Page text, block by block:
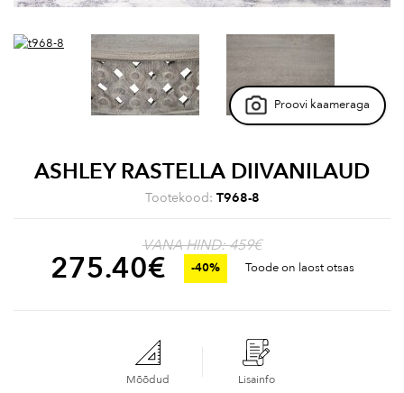
Proovi kaameraga
ASHLEY RASTELLA DIIVANILAUD
Tootekood: T968-8
VANA HIND: 459€
275.40€ -40% Toode on laost otsas
Mõõdud Lisainfo